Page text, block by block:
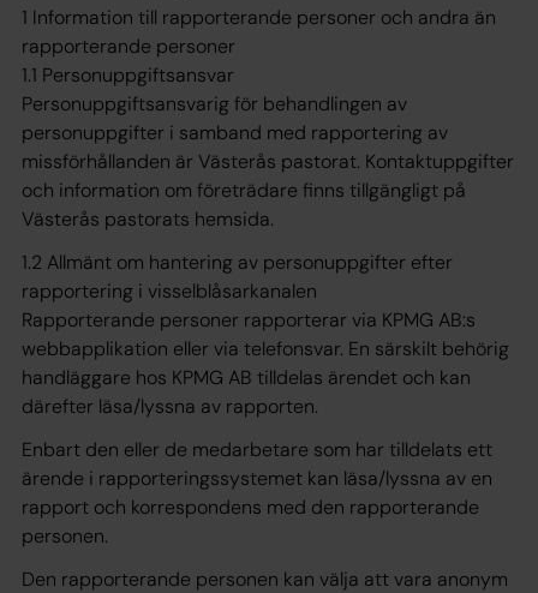
1 Information till rapporterande personer och andra än
rapporterande personer
1.1 Personuppgiftsansvar
Personuppgiftsansvarig för behandlingen av
personuppgifter i samband med rapportering av
missförhållanden är Västerås pastorat. Kontaktuppgifter
och information om företrädare finns tillgängligt på
Västerås pastorats hemsida.
1.2 Allmänt om hantering av personuppgifter efter
rapportering i visselblåsarkanalen
Rapporterande personer rapporterar via KPMG AB:s
webbapplikation eller via telefonsvar. En särskilt behörig
handläggare hos KPMG AB tilldelas ärendet och kan
därefter läsa/lyssna av rapporten.
Enbart den eller de medarbetare som har tilldelats ett
ärende i rapporteringssystemet kan läsa/lyssna av en
rapport och korrespondens med den rapporterande
personen.
Den rapporterande personen kan välja att vara anonym